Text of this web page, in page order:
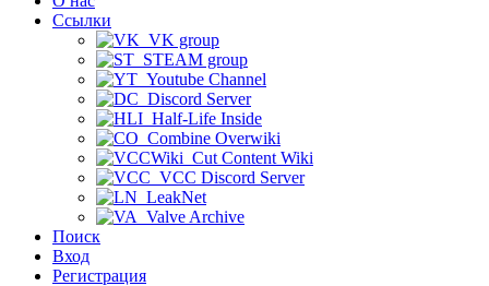
Ссылки
VK group
STEAM group
Youtube Channel
Discord Server
Half-Life Inside
Combine Overwiki
Cut Content Wiki
VCC Discord Server
LeakNet
Valve Archive
Поиск
Вход
Регистрация